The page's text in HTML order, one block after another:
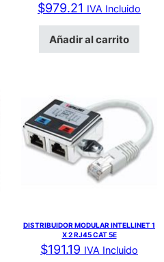
$979.21 IVA Incluido
Añadir al carrito
DISTRIBUIDOR MODULAR INTELLINET 1
X 2 RJ45 CAT 5E
$191.19 IVA Incluido